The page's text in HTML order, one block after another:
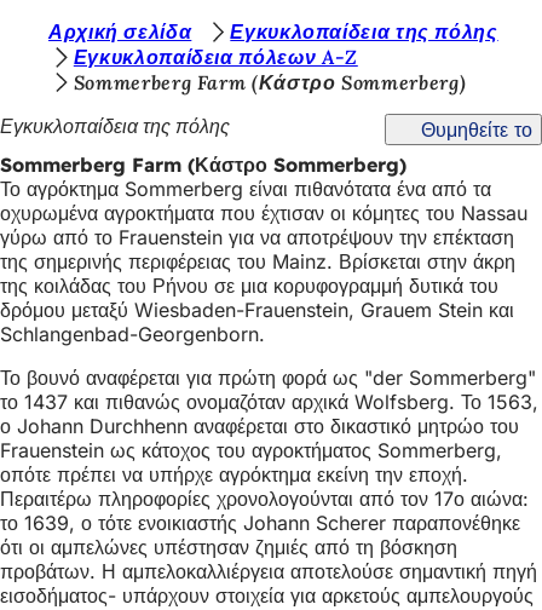
Μετάβαση στο περιεχόμενο
ί
σ
κ
ε
σ
τ
ε
ε
δ
ώ
:
Αρχική σελίδα
Εγκυκλοπαίδεια της πόλης
Εγκυκλοπαίδεια πόλεων A-Z
Sommerberg Farm (Κάστρο Sommerberg)
Εγκυκλοπαίδεια της πόλης
Θυμηθείτε το
Sommerberg Farm (Κάστρο Sommerberg)
Το αγρόκτημα Sommerberg είναι πιθανότατα ένα από τα
οχυρωμένα αγροκτήματα που έχτισαν οι κόμητες του Nassau
γύρω από το Frauenstein για να αποτρέψουν την επέκταση
της σημερινής περιφέρειας του Mainz. Βρίσκεται στην άκρη
της κοιλάδας του Ρήνου σε μια κορυφογραμμή δυτικά του
δρόμου μεταξύ Wiesbaden-Frauenstein, Grauem Stein και
Schlangenbad-Georgenborn.
Το βουνό αναφέρεται για πρώτη φορά ως "der Sommerberg"
το 1437 και πιθανώς ονομαζόταν αρχικά Wolfsberg. Το 1563,
ο Johann Durchhenn αναφέρεται στο δικαστικό μητρώο του
Frauenstein ως κάτοχος του αγροκτήματος Sommerberg,
οπότε πρέπει να υπήρχε αγρόκτημα εκείνη την εποχή.
Περαιτέρω πληροφορίες χρονολογούνται από τον 17ο αιώνα:
το 1639, ο τότε ενοικιαστής Johann Scherer παραπονέθηκε
ότι οι αμπελώνες υπέστησαν ζημιές από τη βόσκηση
προβάτων. Η αμπελοκαλλιέργεια αποτελούσε σημαντική πηγή
εισοδήματος- υπάρχουν στοιχεία για αρκετούς αμπελουργούς